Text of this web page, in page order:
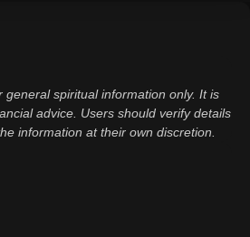
general spiritual information only. It is
advice. Users should verify details
information at their own discretion.